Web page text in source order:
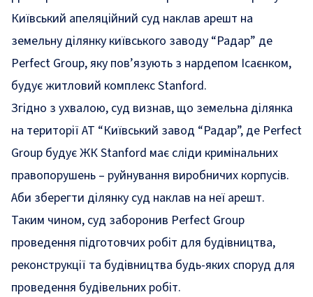
Київський апеляційний суд наклав арешт на
земельну ділянку київського заводу “Радар” де
Perfect Group, яку пов’язують з нардепом Ісаєнком,
будує житловий комплекс Stanford.
Згідно з ухвалою, суд визнав, що земельна ділянка
на території АТ “Київський завод “Радар”, де Perfect
Group будує ЖК Stanford має сліди кримінальних
правопорушень – руйнування виробничих корпусів.
Аби зберегти ділянку суд наклав на неї арешт.
Таким чином, суд заборонив Perfect Group
проведення підготовчих робіт для будівництва,
реконструкції та будівництва будь-яких споруд для
проведення будівельних робіт.